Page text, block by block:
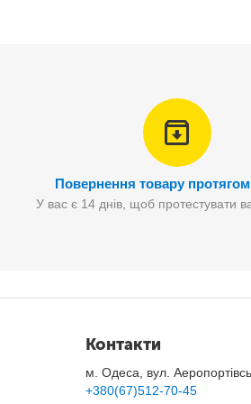
джерела світла.
Повернення товару протягом
У вас є 14 днів, щоб протестувати
Контакти
м. Одеса, вул.
+380(67)512-70-45